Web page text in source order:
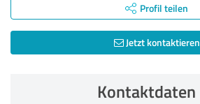
Profil teilen
Jetzt kontaktieren
Kontaktdaten